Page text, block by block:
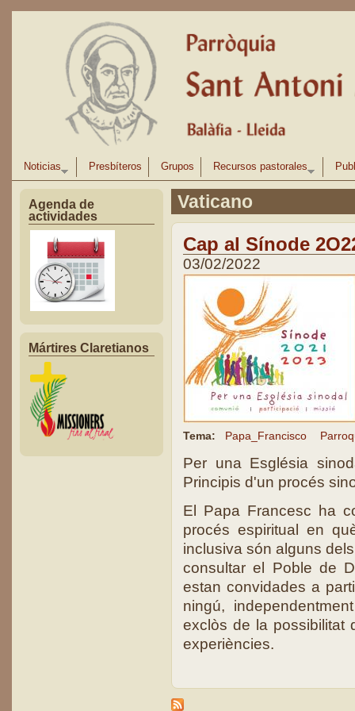
Pasar al contenido principal
Noticias Presbíteros Grupos Recursos pastorales
Agenda de
actividades
Mártires Claretianos
Vaticano
Cap al Sínode
03/02/2022
Tema: Papa_Francisco
Per una Església
Principis d'un procés
El Papa Francesc ha
procés espiritual en
inclusiva són alguns
consultar el Poble de
estan convidades a
ningú,
exclòs de la possibilitat
experiències.